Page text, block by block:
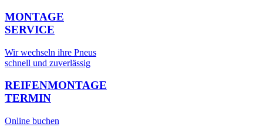
MONTAGE
SERVICE
Wir wechseln ihre Pneus
schnell und zuverlässig
REIFENMONTAGE
TERMIN
Online buchen